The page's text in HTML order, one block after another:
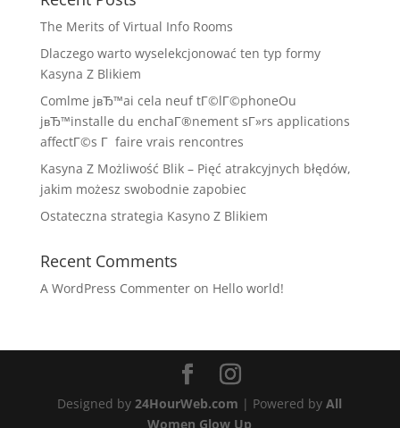
The Merits of Virtual Info Rooms
Dlaczego warto wyselekcjonować ten typ formy
Kasyna Z Blikiem
Comlme jвЂ™ai cela neuf tГ©lГ©phoneOu
jвЂ™installe du enchaГ®nement sГ»rs applications
affectГ©s Г faire vrais rencontres
Kasyna Z Możliwość Blik – Pięć atrakcyjnych błędów,
jakim możesz swobodnie zapobiec
Ostateczna strategia Kasyno Z Blikiem
Recent Comments
A WordPress Commenteron Hello world!
Designed by24HourWeb.com | Powered byAll
Women Glow Up